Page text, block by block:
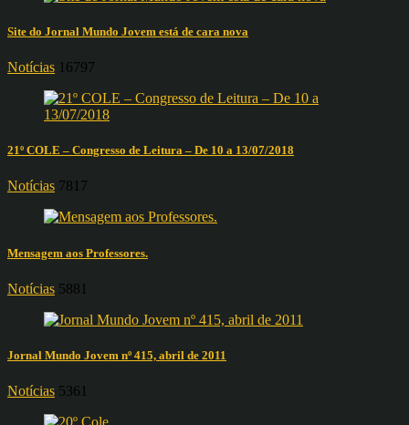
Site do Jornal Mundo Jovem está de cara nova
Notícias 16797
21º COLE – Congresso de Leitura – De 10 a 13/07/2018
Notícias 7817
Mensagem aos Professores.
Notícias 5881
Jornal Mundo Jovem nº 415, abril de 2011
Notícias 5361